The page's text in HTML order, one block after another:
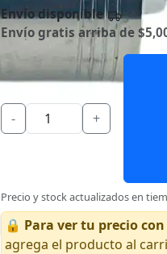
Envío disponible
Envío gratis arriba de
- +
Precio y stock actualizados en
🔒 Para ver tu precio
agrega el producto al